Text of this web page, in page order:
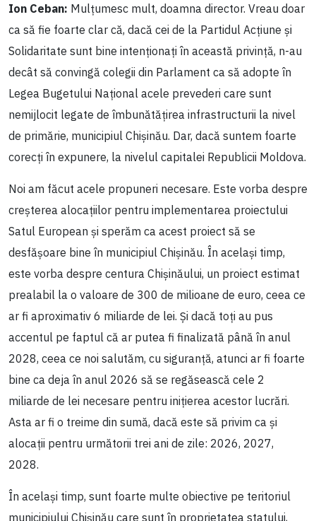
Ion Ceban: Mulțumesc mult, doamna director. Vreau doar
ca să fie foarte clar că, dacă cei de la Partidul Acțiune și
Solidaritate sunt bine intenționați în această privință, n-au
decât să convingă colegii din Parlament ca să adopte în
Legea Bugetului Național acele prevederi care sunt
nemijlocit legate de îmbunătățirea infrastructurii la nivel
de primărie, municipiul Chișinău. Dar, dacă suntem foarte
corecți în expunere, la nivelul capitalei Republicii Moldova.
Noi am făcut acele propuneri necesare. Este vorba despre
creșterea alocațiilor pentru implementarea proiectului
Satul European și sperăm ca acest proiect să se
desfășoare bine în municipiul Chișinău. În același timp,
este vorba despre centura Chișinăului, un proiect estimat
prealabil la o valoare de 300 de milioane de euro, ceea ce
ar fi aproximativ 6 miliarde de lei. Și dacă toți au pus
accentul pe faptul că ar putea fi finalizată până în anul
2028, ceea ce noi salutăm, cu siguranță, atunci ar fi foarte
bine ca deja în anul 2026 să se regăsească cele 2
miliarde de lei necesare pentru inițierea acestor lucrări.
Asta ar fi o treime din sumă, dacă este să privim ca și
alocații pentru următorii trei ani de zile: 2026, 2027,
2028.
În același timp, sunt foarte multe obiective pe teritoriul
municipiului Chișinău care sunt în proprietatea statului,